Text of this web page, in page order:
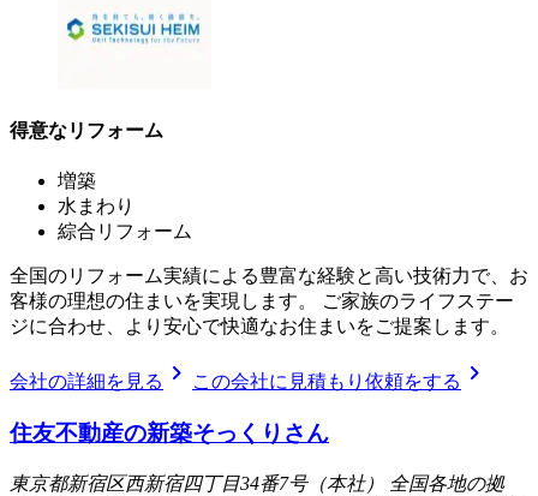
得意なリフォーム
増築
水まわり
綜合リフォーム
全国のリフォーム実績による豊富な経験と高い技術力で、お
客様の理想の住まいを実現します。 ご家族のライフステー
ジに合わせ、より安心で快適なお住まいをご提案します。
会社の詳細を見る chevron_right この会社に見積もり依頼をする chevron_right
住友不動産の新築そっくりさん
東京都新宿区西新宿四丁目34番7号（本社） 全国各地の拠